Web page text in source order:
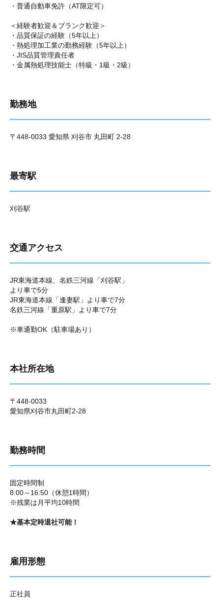
・普通自動車免許（AT限定可）
＜経験者歓迎＆ブランク歓迎＞
・品質保証の経験（5年以上）
・熱処理加工業の勤務経験（5年以上）
・JIS品質管理責任者
・金属熱処理技能士（特級・1級・2級）
勤務地
〒448-0033 愛知県 刈谷市 丸田町 2-28
最寄駅
刈谷駅
交通アクセス
JR東海道本線、名鉄三河線「刈谷駅」
より車で5分
JR東海道本線「逢妻駅」より車で7分
名鉄三河線「重原駅」より車で7分
※車通勤OK（駐車場あり）
本社所在地
〒448-0033
愛知県刈谷市丸田町2-28
勤務時間
固定時間制
8:00～16:50（休憩1時間）
※残業は月平均10時間
★基本定時退社可能！
雇用形態
正社員